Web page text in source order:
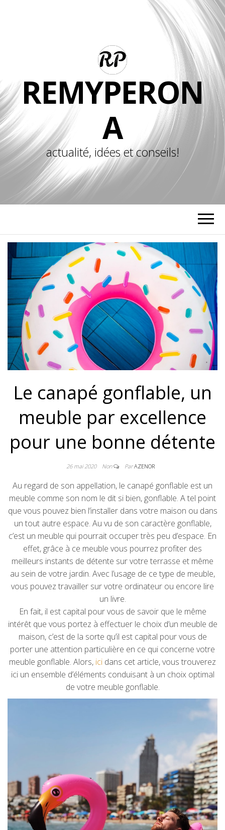
REMYPERON
A
actualité, idées et conseils!
Le canapé gonflable, un
meuble par excellence
pour une bonne détente
26 mai 2020 Non ParAZENOR
Au regard de son appellation, le canapé gonflable est un
meuble comme son nom le dit si bien, gonflable. A tel point
que vous pouvez bien l’installer dans votre maison ou dans
un tout autre espace. Au vu de son caractère gonflable,
c’est un meuble qui pourrait occuper très peu d’espace. En
effet, grâce à ce meuble vous pourrez profiter des
meilleurs instants de détente sur votre terrasse et même
au sein de votre jardin. Avec l’usage de ce type de meuble,
vous pouvez travailler sur votre ordinateur ou encore lire
un livre.
En fait, il est capital pour vous de savoir que le même
intérêt que vous portez à effectuer le choix d’un meuble de
maison, c’est de la sorte qu’il est capital pour vous de
porter une attention particulière en ce qui concerne votre
meuble gonflable. Alors, ici dans cet article, vous trouverez
ici un ensemble d’éléments conduisant à un choix optimal
de votre meuble gonflable.